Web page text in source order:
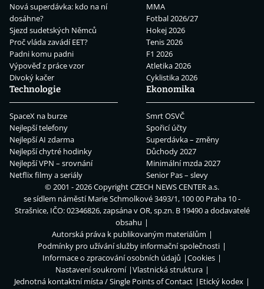
Nová superdávka: kdo na ní
dosáhne?
Sjezd sudetských Němců
Proč vláda zavádí EET?
Padni komu padni
Výpověď z práce vzor
Divoký kačer
MMA
Fotbal 2026/27
Hokej 2026
Tenis 2026
F1 2026
Atletika 2026
Cyklistika 2026
Technologie
SpaceX na burze
Nejlepší telefony
Nejlepší AI zdarma
Nejlepší chytré hodinky
Nejlepší VPN – srovnání
Netflix filmy a seriály
Ekonomika
Smrt OSVČ
Spořicí účty
Superdávka – změny
Důchody 2027
Minimální mzda 2027
Senior Pas – slevy
© 2001 - 2026 CopyrightCZECH NEWS CENTER a.s.
se sídlem náměstí Marie Schmolkové 3493/1, 100 00 Praha 10 -
Strašnice, IČO: 02346826, zapsána v OR, sp.zn. B 19490 a dodavatelé
obsahu
Autorská práva k publikovaným materiálům
Podmínky pro užívání služby informační společnosti
Informace o zpracování osobních údajů
Cookies
Nastavení soukromí
Vlastnická struktura
Jednotná kontaktní místa / Single Points of Contact
Etický kodex